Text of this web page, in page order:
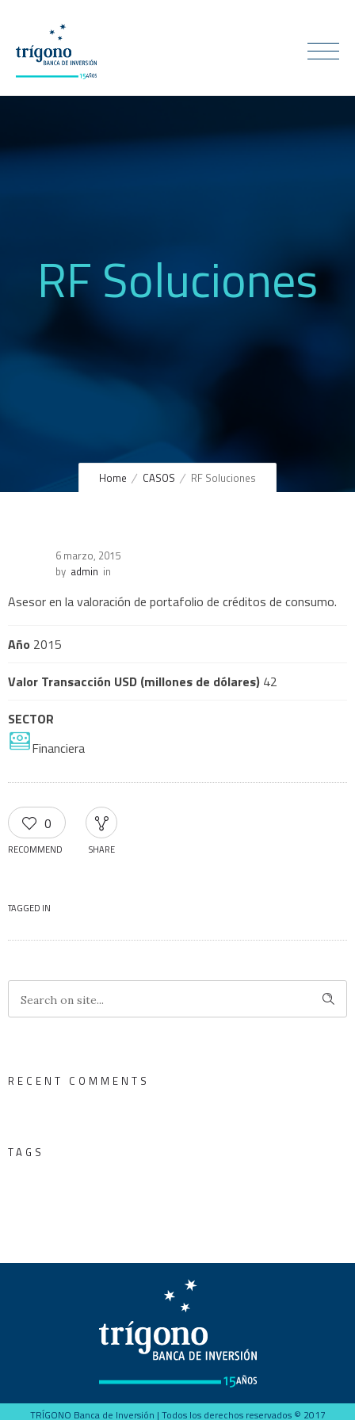
RF Soluciones
Home CASOS RF Soluciones
6 marzo, 2015
by admin in
Asesor en la valoración de portafolio de créditos de consumo.
Año 2015
Valor Transacción USD (millones de dólares) 42
SECTOR
Financiera
0
RECOMMEND SHARE
TAGGED IN
RECENT COMMENTS
TAGS
TRÍGONO Banca de Inversión | Todos los derechos reservados © 2017